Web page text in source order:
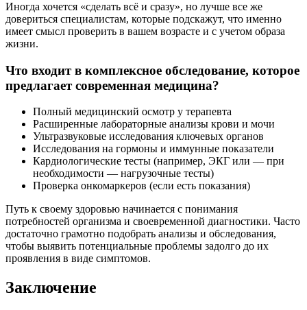
Иногда хочется «сделать всё и сразу», но лучше все же
довериться специалистам, которые подскажут, что именно
имеет смысл проверить в вашем возрасте и с учетом образа
жизни.
Что входит в комплексное обследование, которое
предлагает современная медицина?
Полный медицинский осмотр у терапевта
Расширенные лабораторные анализы крови и мочи
Ультразвуковые исследования ключевых органов
Исследования на гормоны и иммунные показатели
Кардиологические тесты (например, ЭКГ или — при
необходимости — нагрузочные тесты)
Проверка онкомаркеров (если есть показания)
Путь к своему здоровью начинается с понимания
потребностей организма и своевременной диагностики. Часто
достаточно грамотно подобрать анализы и обследования,
чтобы выявить потенциальные проблемы задолго до их
проявления в виде симптомов.
Заключение